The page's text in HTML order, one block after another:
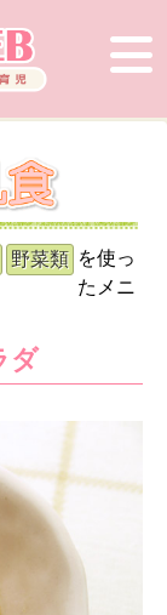
野菜類 を使っ
たメニ
ダ